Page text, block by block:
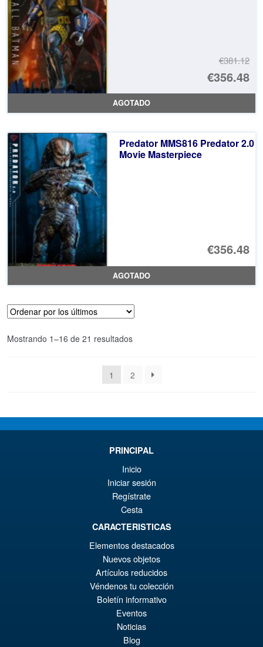
€381.12
El
€356.48
El
AGOTADO
Predator MMS816 Predator 2.0
Movie Masterpiece
€356.48
AGOTADO
Mostrando 1–16 de 21 resultadosOrdenado
últimos
1 2
PRINCIPAL
Inicio
Iniciar sesión
Regístrate
Cesta
CARACTERISTICAS
Elementos destacados
Nuevos objetos
Artículos reducidos
Véndenos tu colección
Boletín informativo
Eventos
Noticias
Blog